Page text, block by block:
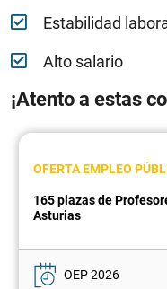
Estabilidad
Alto salario
¡Atento a estas
OFERTA EMPLEO
165 plazas de
Asturias
OEP 2026